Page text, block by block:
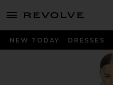
menu - shows more content
NEW TODAY DRESSES